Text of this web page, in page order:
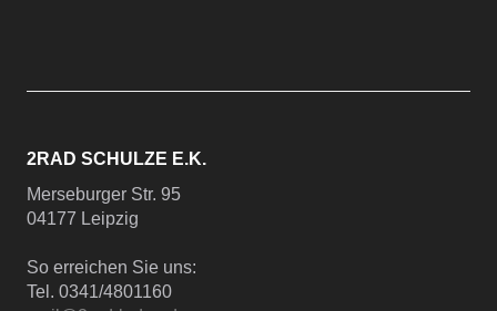
2RAD SCHULZE E.K.
Merseburger Str. 95
04177 Leipzig
So erreichen Sie uns:
Tel. 0341/4801160